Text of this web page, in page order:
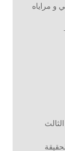
و مراياه